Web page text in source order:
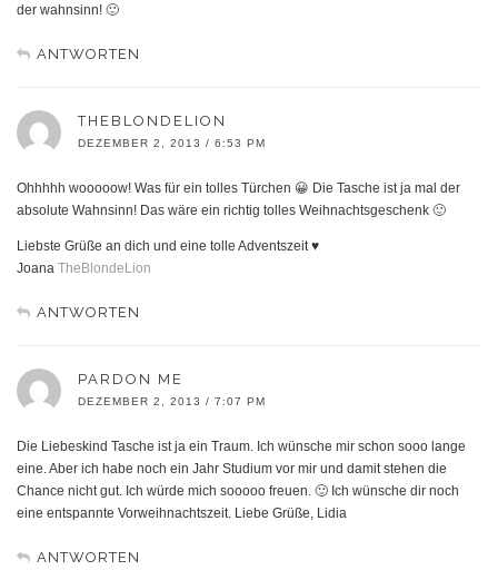
der wahnsinn! 🙂
ANTWORTEN
THEBLONDELION
DEZEMBER 2, 2013 / 6:53 PM
Ohhhhh wooooow! Was für ein tolles Türchen 😀 Die Tasche ist ja mal der
absolute Wahnsinn! Das wäre ein richtig tolles Weihnachtsgeschenk 🙂
Liebste Grüße an dich und eine tolle Adventszeit ♥
Joana TheBlondeLion
ANTWORTEN
PARDON ME
DEZEMBER 2, 2013 / 7:07 PM
Die Liebeskind Tasche ist ja ein Traum. Ich wünsche mir schon sooo lange
eine. Aber ich habe noch ein Jahr Studium vor mir und damit stehen die
Chance nicht gut. Ich würde mich sooooo freuen. 🙂 Ich wünsche dir noch
eine entspannte Vorweihnachtszeit. Liebe Grüße, Lidia
ANTWORTEN